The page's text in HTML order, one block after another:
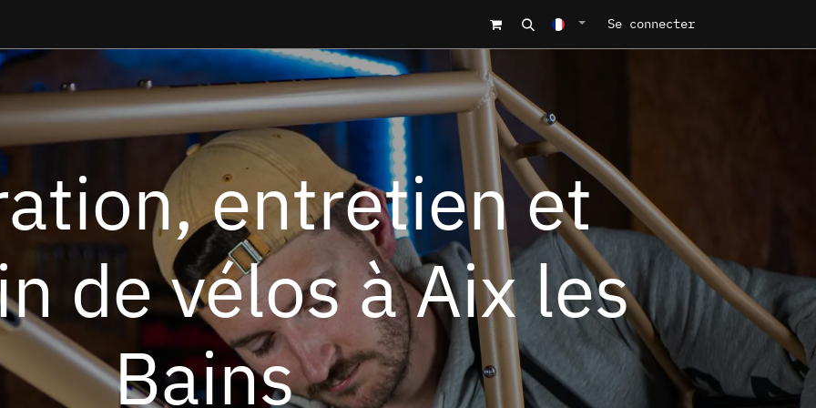
Contact Se connecter
entretien et
de vélos à Aix les
Bains